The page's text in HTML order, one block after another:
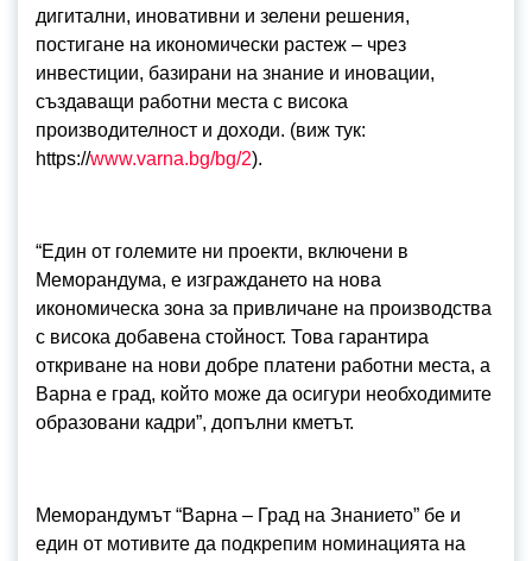
дигитални, иновативни и зелени решения,
постигане на икономически растеж – чрез
инвестиции, базирани на знание и иновации,
създаващи работни места с висока
производителност и доходи. (виж тук:
https://www.varna.bg/bg/2).
“Един от големите ни проекти, включени в
Меморандума, е изграждането на нова
икономическа зона за привличане на производства
с висока добавена стойност. Това гарантира
откриване на нови добре платени работни места, а
Варна е град, който може да осигури необходимите
образовани кадри”, допълни кметът.
Меморандумът “Варна – Град на Знанието” бе и
един от мотивите да подкрепим номинацията на